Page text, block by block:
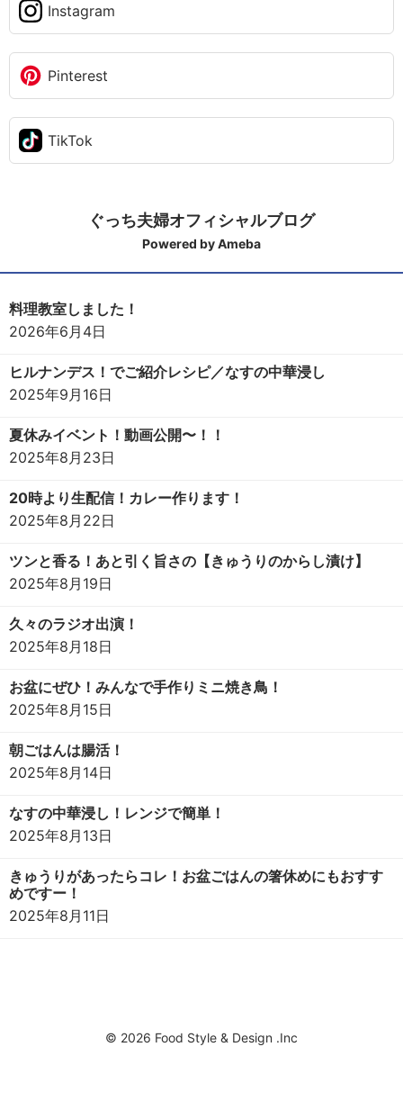
Instagram
Pinterest
TikTok
ぐっち夫婦オフィシャルブログ
Powered by Ameba
料理教室しました！
2026年6月4日
ヒルナンデス！でご紹介レシピ／なすの中華浸し
2025年9月16日
夏休みイベント！動画公開〜！！
2025年8月23日
20時より生配信！カレー作ります！
2025年8月22日
ツンと香る！あと引く旨さの【きゅうりのからし漬け】
2025年8月19日
久々のラジオ出演！
2025年8月18日
お盆にぜひ！みんなで手作りミニ焼き鳥！
2025年8月15日
朝ごはんは腸活！
2025年8月14日
なすの中華浸し！レンジで簡単！
2025年8月13日
きゅうりがあったらコレ！お盆ごはんの箸休めにもおすす
めですー！
2025年8月11日
© 2026 Food Style & Design .Inc